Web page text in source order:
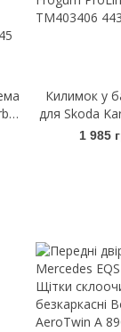
Килимок у
для Skoda
з
1 985